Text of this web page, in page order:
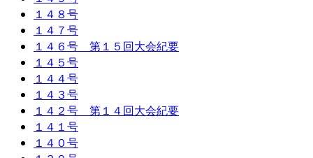
１４８号
１４７号
１４６号 第１５回大会紀要
１４５号
１４４号
１４３号
１４２号 第１４回大会紀要
１４１号
１４０号